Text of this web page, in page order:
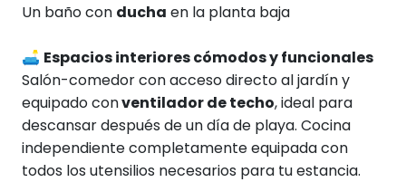
Un baño con ducha en la planta baja
🛋️ Espacios interiores cómodos y funcionales
Salón-comedor con acceso directo al jardín y
equipado conventilador de techo, ideal para
descansar después de un día de playa. Cocina
independiente completamente equipada con
todos los utensilios necesarios para tu estancia.